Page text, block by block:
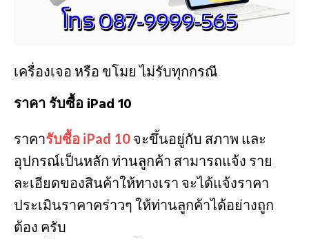
เครื่องเจอ หรือ ขโมย ไม่รับทุกกรณี
ราคา รับซื้อ iPad 10
ราคารับซื้อ iPad 10 จะขึ้นอยู่กับ สภาพ และ
อุปกรณ์เป็นหลัก ท่านลูกค้า สามารถแจ้ง ราย
ละเอียดของสินค้าให้ทางเรา จะได้แจ้งราคา
ประเมินราคาคร่าวๆ ให้ท่านลูกค้าได้อย่างถูก
ต้อง ครับ